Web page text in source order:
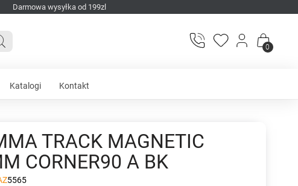
Darmowa wysyłka od 199zl
0
Katalogi Kontakt
TRACK MAGNETIC
CORNER90 A BK